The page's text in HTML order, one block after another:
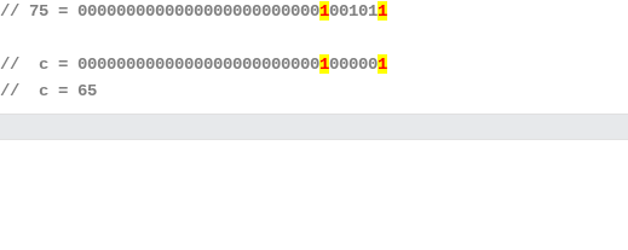
// 75 = 00000000000000000000000001001011
// c = 00000000000000000000000001000001
// c = 65